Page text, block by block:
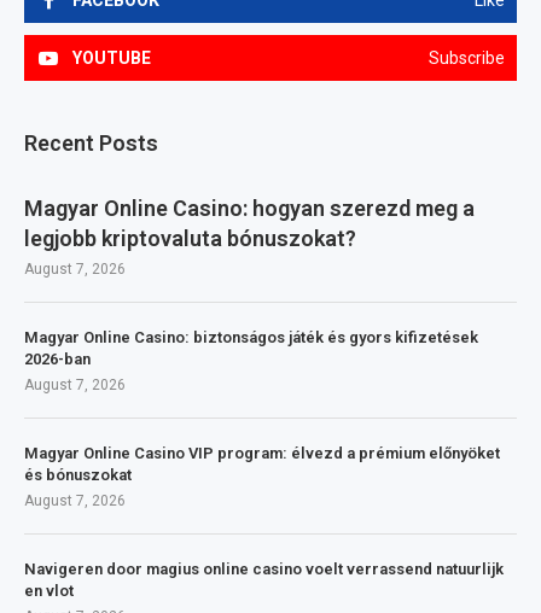
YOUTUBE Subscribe
Recent Posts
Magyar Online Casino: hogyan szerezd meg a
legjobb kriptovaluta bónuszokat?
August 7, 2026
Magyar Online Casino: biztonságos játék és gyors kifizetések
2026-ban
August 7, 2026
Magyar Online Casino VIP program: élvezd a prémium előnyöket
és bónuszokat
August 7, 2026
Navigeren door magius online casino voelt verrassend natuurlijk
en vlot